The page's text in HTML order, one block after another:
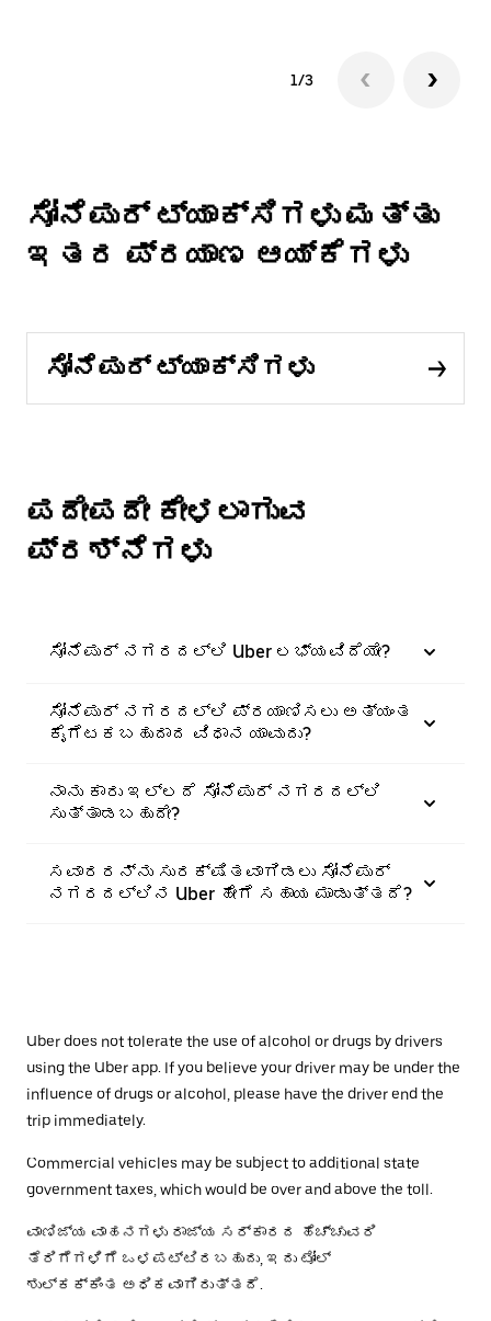
1/3
ಸೋನೆಪುರ್ ಟ್ಯಾಕ್ಸಿಗಳು ಮತ್ತು
ಇತರ ಪ್ರಯಾಣ ಆಯ್ಕೆಗಳು
ಸೋನೆಪುರ್ ಟ್ಯಾಕ್ಸಿಗಳು
ಪದೇಪದೇ ಕೇಳಲಾಗುವ
ಪ್ರಶ್ನೆಗಳು
ಸೋನೆಪುರ್ ನಗರದಲ್ಲಿ Uber ಲಭ್ಯವಿದೆಯೇ?
ಸೋನೆಪುರ್ ನಗರದಲ್ಲಿ ಪ್ರಯಾಣಿಸಲು ಅತ್ಯಂತ
ಕೈಗೆಟಕಬಹುದಾದ ವಿಧಾನ ಯಾವುದು?
ನಾನು ಕಾರು ಇಲ್ಲದೆ ಸೋನೆಪುರ್ ನಗರದಲ್ಲಿ
ಸುತ್ತಾಡಬಹುದೇ?
ಸವಾರರನ್ನು ಸುರಕ್ಷಿತವಾಗಿಡಲು ಸೋನೆಪುರ್
ನಗರದಲ್ಲಿನ Uber ಹೇಗೆ ಸಹಾಯ ಮಾಡುತ್ತದೆ?
Uber does not tolerate the use of alcohol or drugs by drivers
using the Uber app. If you believe your driver may be under the
influence of drugs or alcohol, please have the driver end the
trip immediately.
Commercial vehicles may be subject to additional state
government taxes, which would be over and above the toll.
ವಾಣಿಜ್ಯ ವಾಹನಗಳು ರಾಜ್ಯ ಸರ್ಕಾರದ ಹೆಚ್ಚುವರಿ
ತೆರಿಗೆಗಳಿಗೆ ಒಳಪಟ್ಟಿರಬಹುದು, ಇದು ಟೋಲ್
ಶುಲ್ಕಕ್ಕಿಂತ ಅಧಿಕವಾಗಿರುತ್ತದೆ.